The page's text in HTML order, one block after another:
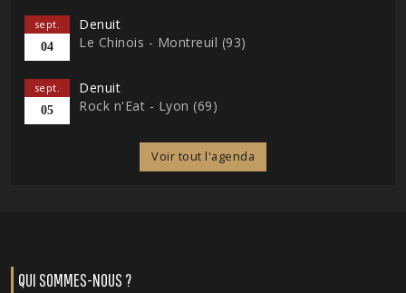
sept.
04
Denuit
Le Chinois - Montreuil (93)
sept.
05
Denuit
Rock n'Eat - Lyon (69)
Voir tout l'agenda
QUI SOMMES-NOUS ?